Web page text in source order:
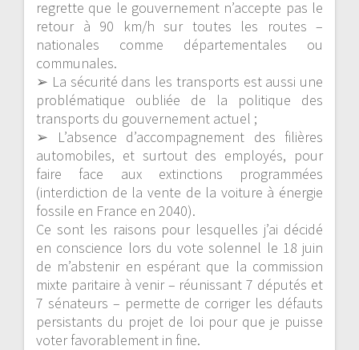
regrette que le gouvernement n’accepte pas le
retour à 90 km/h sur toutes les routes –
nationales comme départementales ou
communales.
➢ La sécurité dans les transports est aussi une
problématique oubliée de la politique des
transports du gouvernement actuel ;
➢
L’absence d’accompagnement des filières
automobiles, et surtout des employés, pour
faire face aux extinctions programmées
(interdiction de la vente de la voiture à énergie
fossile en France en 2040).
Ce sont les raisons pour lesquelles j’ai décidé
en conscience lors du vote solennel le 18 juin
de m’abstenir en espérant que la commission
mixte paritaire à venir – réunissant 7 députés et
7 sénateurs – permette de corriger les défauts
persistants du projet de loi pour que je puisse
voter favorablement in fine.